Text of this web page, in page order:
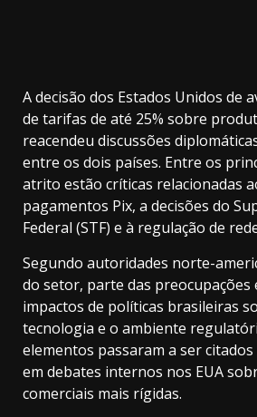
A decisão dos Estados Unidos de
de tarifas de até 25% sobre
reacendeu discussões
entre os dois países. Entre os
atrito estão críticas relacionadas
pagamentos Pix, a decisões do
Federal (STF) e à regulação de
Segundo autoridades norte-
do setor, parte das preocupações
impactos de políticas brasileiras
tecnologia e o ambiente
elementos passaram a ser
em debates internos nos EUA
comerciais mais rígidas.